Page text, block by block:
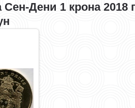
Дени 1 крона 2018